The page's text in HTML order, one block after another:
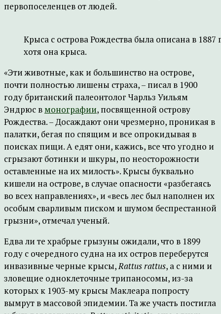
первопоселенцев от людей.
Крыса с острова Рождества была описана в
хотя она крыса.
«Эти животные, как и большинство на острове,
почти полностью лишены страха, – писал в 1900
году британский палеонтолог Чарльз Уильям
Эндрюс в монографии, посвященной острову
Рождества. – Досаждают они чрезмерно, проникая в
палатки, бегая по спящим и все опрокидывая в
поисках пищи. А едят они, кажись, все что угодно и
сгрызают ботинки и шкуры, по неосторожности
оставленные на их милость». Крысы буквально
кишели на острове, в случае опасности «разбегаясь
во всех направлениях», и «весь лес был наполнен их
особым сварливым писком и шумом беспрестанной
грызни», отмечал ученый.
Едва ли те храбрые грызуны ожидали, что в 1899
году с очередного судна на их остров переберутся
инвазивные черные крысы,Rattus rattus, а с ними и
зловещие одноклеточные трипаносомы, из-за
которых к 1903-му крысы Маклеара попросту
вымрут в массовой эпидемии. Та же участь постигла